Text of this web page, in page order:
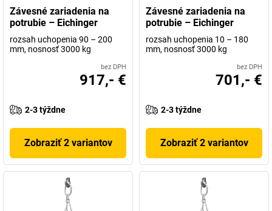
Závesné zariadenia na
potrubie – Eichinger
rozsah uchopenia 90 – 200
mm, nosnosť 3000 kg
bez DPH
917,- €
2-3 týždne
Zobraziť 2 variantov
Závesné zariadenia na
potrubie – Eichinger
rozsah uchopenia 10 – 180
mm, nosnosť 3000 kg
bez DPH
701,- €
2-3 týždne
Zobraziť 2 variantov